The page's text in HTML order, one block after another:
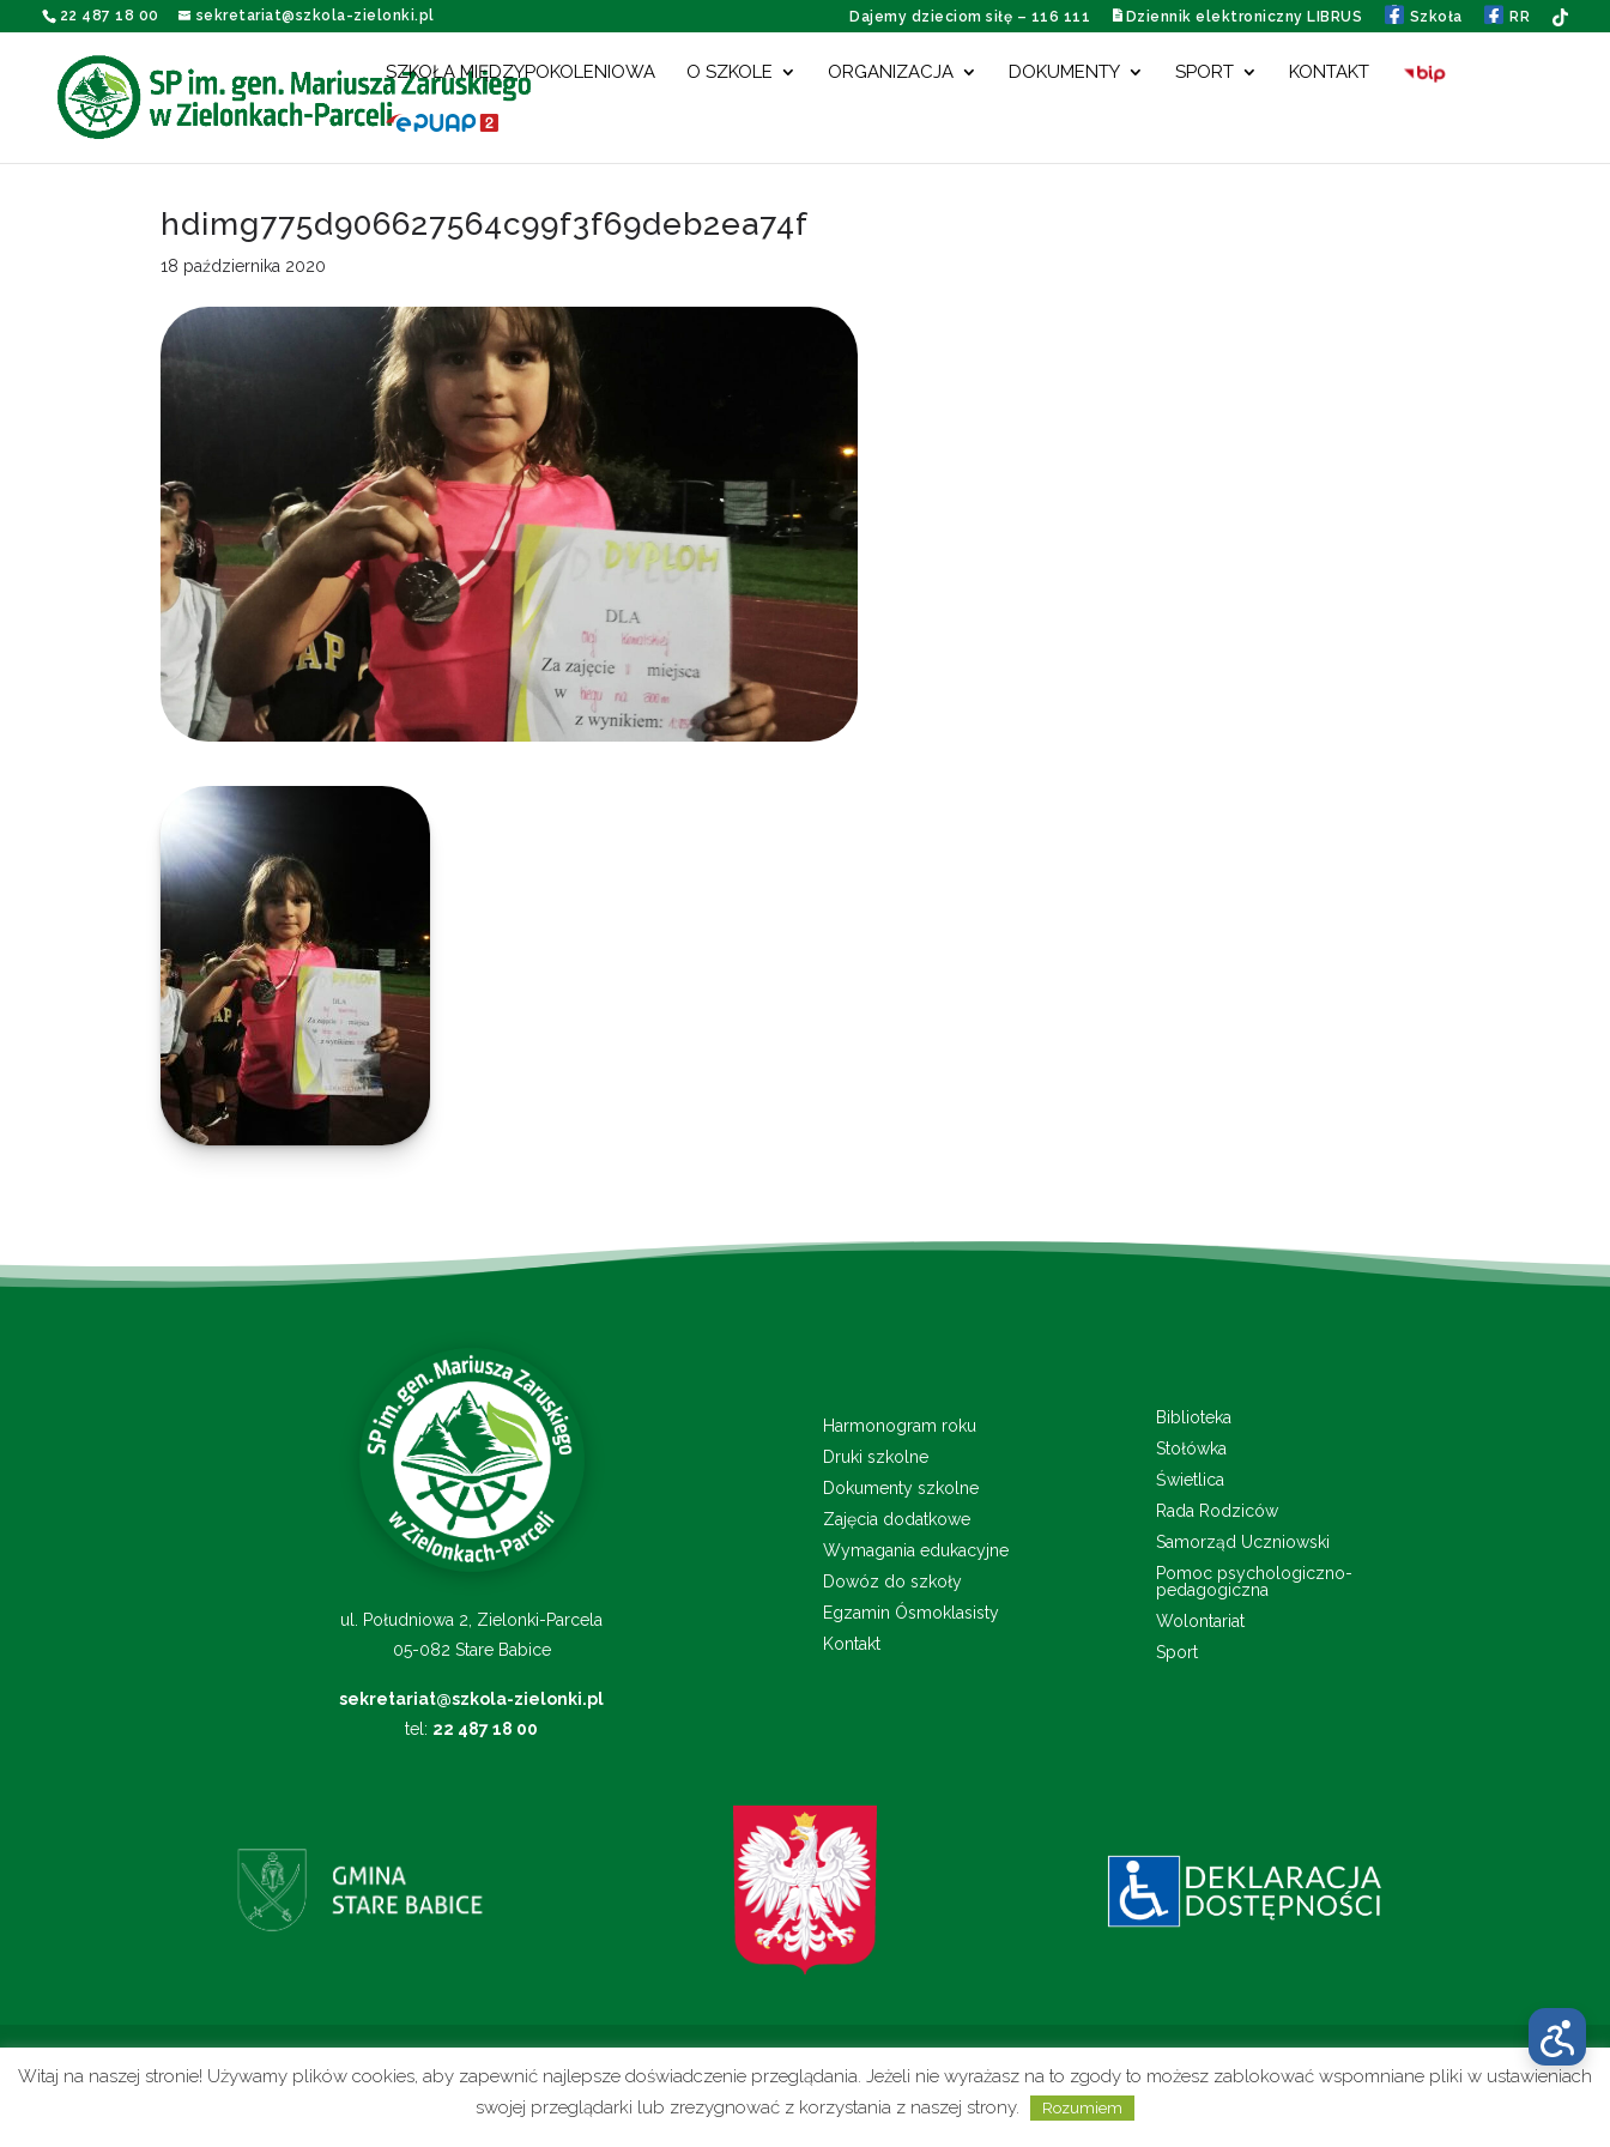
22 487 18 00 sekretariat@szkola-zielonki.pl Dajemy dzieciom siłę – 116 111 Dziennik elektroniczny LIBRUS Szkoła RR
SZKOŁA MIĘDZYPOKOLENIOWA O SZKOLE ORGANIZACJA DOKUMENTY SPORT KONTAKT
hdimg775d906627564c99f3f69deb2ea74f
18 października 2020
ul. Południowa 2, Zielonki-Parcela
05-082 Stare Babice
sekretariat@szkola-zielonki.pl
tel: 22 487 18 00
Harmonogram roku
Druki szkolne
Dokumenty szkolne
Zajęcia dodatkowe
Wymagania edukacyjne
Dowóz do szkoły
Egzamin Ósmoklasisty
Kontakt
Biblioteka
Stołówka
Świetlica
Rada Rodziców
Samorząd Uczniowski
Pomoc psychologiczno-
pedagogiczna
Wolontariat
Sport
© 2025 Szkoła Podstawowa im. gen. Mariusza Zaruskiego w Zielonkach-Parceli
Witaj na naszej stronie! Używamy plików cookies, aby zapewnić najlepsze doświadczenie przeglądania. Jeżeli nie wyrażasz na to zgody to możesz zablokować wspomniane pliki w ustawieniach
swojej przeglądarki lub zrezygnować z korzystania z naszej strony.
Rozumiem